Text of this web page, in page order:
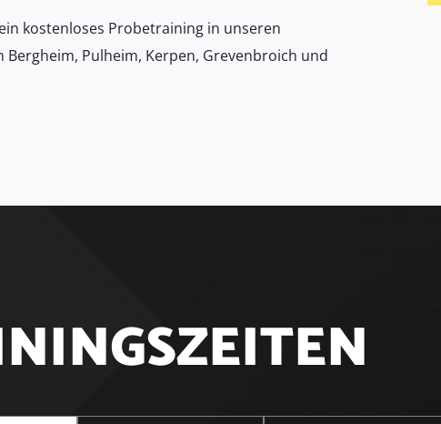
kostenloses Probetraining in unseren
Bergheim, Pulheim, Kerpen, Grevenbroich und
NINGSZEITEN